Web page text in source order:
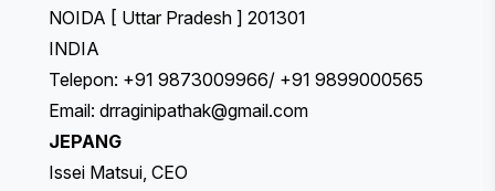
NOIDA [ Uttar Pradesh ] 201301
INDIA
Telepon: +91 9873009966/ +91 9899000565
Email: drraginipathak@gmail.com
JEPANG
Issei Matsui, CEO